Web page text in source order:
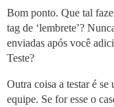
Bom ponto. Que tal
tag de ‘lembrete’?
enviadas após você
Teste?
Outra coisa a testar é
equipe. Se for esse o